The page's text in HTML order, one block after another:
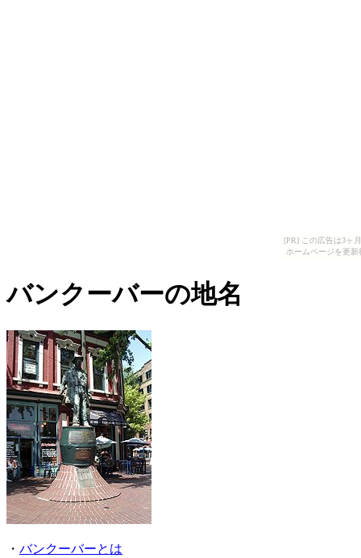
[PR] この広告は3ヶ
ホームページを更
バンクーバーの地名
・ バンクーバーとは